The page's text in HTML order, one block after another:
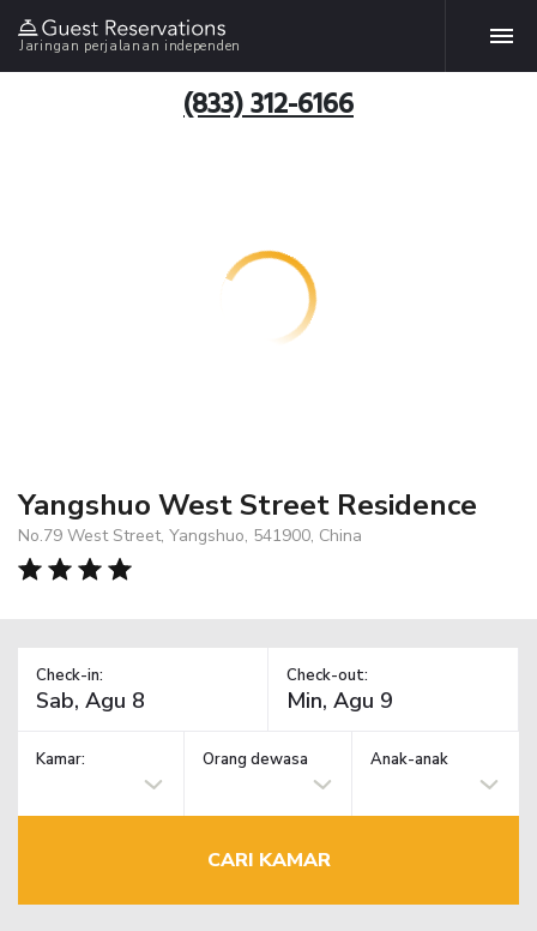
Jaringan perjalanan independen
(833) 312-6166
Yangshuo West Street Residence
No.79 West Street, Yangshuo, 541900, China
Check-in: Check-out:
Kamar: Orang dewasa Anak-anak
CARI KAMAR